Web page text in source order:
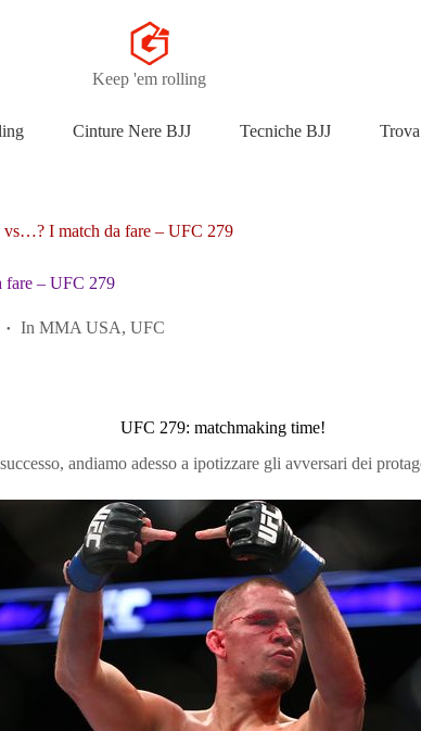
Keep 'em rolling
Cinture Nere BJJ Tecniche BJJ
vs…? I match da fare – UFC 279
fare – UFC 279
In MMA USA, UFC
UFC 279: matchmaking time!
andiamo adesso a ipotizzare gli avversari dei